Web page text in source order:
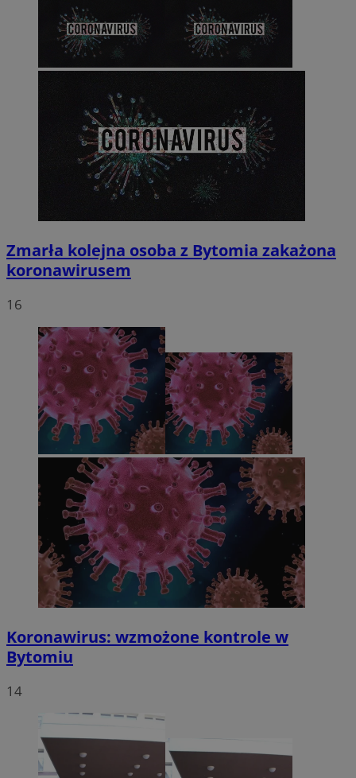
Zmarła kolejna osoba z Bytomia zakażona
koronawirusem
16
Koronawirus: wzmożone kontrole w
Bytomiu
14